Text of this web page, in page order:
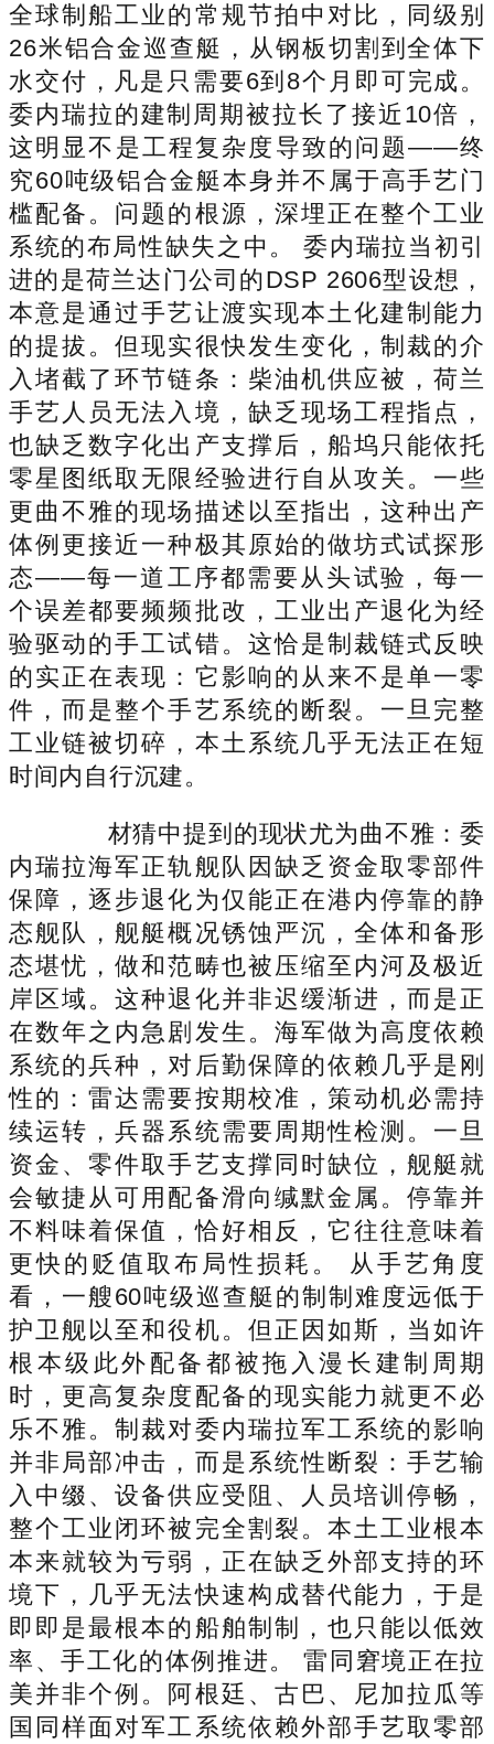
全球制船工业的常规节拍中对比，同级别
26米铝合金巡查艇，从钢板切割到全体下
水交付，凡是只需要6到8个月即可完成。
委内瑞拉的建制周期被拉长了接近10倍，
这明显不是工程复杂度导致的问题——终
究60吨级铝合金艇本身并不属于高手艺门
槛配备。问题的根源，深埋正在整个工业
系统的布局性缺失之中。 委内瑞拉当初引
进的是荷兰达门公司的DSP 2606型设想，
本意是通过手艺让渡实现本土化建制能力
的提拔。但现实很快发生变化，制裁的介
入堵截了环节链条：柴油机供应被，荷兰
手艺人员无法入境，缺乏现场工程指点，
也缺乏数字化出产支撑后，船坞只能依托
零星图纸取无限经验进行自从攻关。一些
更曲不雅的现场描述以至指出，这种出产
体例更接近一种极其原始的做坊式试探形
态——每一道工序都需要从头试验，每一
个误差都要频频批改，工业出产退化为经
验驱动的手工试错。这恰是制裁链式反映
的实正在表现：它影响的从来不是单一零
件，而是整个手艺系统的断裂。一旦完整
工业链被切碎，本土系统几乎无法正在短
时间内自行沉建。
材猜中提到的现状尤为曲不雅：委
内瑞拉海军正轨舰队因缺乏资金取零部件
保障，逐步退化为仅能正在港内停靠的静
态舰队，舰艇概况锈蚀严沉，全体和备形
态堪忧，做和范畴也被压缩至内河及极近
岸区域。这种退化并非迟缓渐进，而是正
在数年之内急剧发生。海军做为高度依赖
系统的兵种，对后勤保障的依赖几乎是刚
性的：雷达需要按期校准，策动机必需持
续运转，兵器系统需要周期性检测。一旦
资金、零件取手艺支撑同时缺位，舰艇就
会敏捷从可用配备滑向缄默金属。停靠并
不料味着保值，恰好相反，它往往意味着
更快的贬值取布局性损耗。 从手艺角度
看，一艘60吨级巡查艇的制制难度远低于
护卫舰以至和役机。但正因如斯，当如许
根本级此外配备都被拖入漫长建制周期
时，更高复杂度配备的现实能力就更不必
乐不雅。制裁对委内瑞拉军工系统的影响
并非局部冲击，而是系统性断裂：手艺输
入中缀、设备供应受阻、人员培训停畅，
整个工业闭环被完全割裂。本土工业根本
本来就较为亏弱，正在缺乏外部支持的环
境下，几乎无法快速构成替代能力，于是
即即是最根本的船舶制制，也只能以低效
率、手工化的体例推进。 雷同窘境正在拉
美并非个例。阿根廷、古巴、尼加拉瓜等
国同样面对军工系统依赖外部手艺取零部